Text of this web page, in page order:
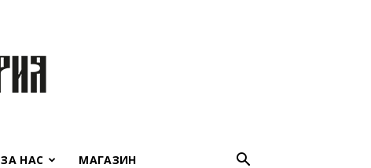
ЗА НАС МАГАЗИН